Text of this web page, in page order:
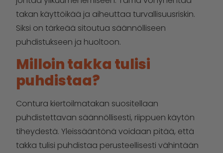
takan käyttöikää ja aiheuttaa turvallisuusriskin.
Siksi on tärkeää sitoutua säännölliseen
puhdistukseen ja huoltoon.
Milloin takka tulisi
puhdistaa?
Contura kiertoilmatakan suositellaan
puhdistettavan säännöllisesti, riippuen käytön
tiheydestä. Yleissääntönä voidaan pitää, että
takka tulisi puhdistaa perusteellisesti vähintään